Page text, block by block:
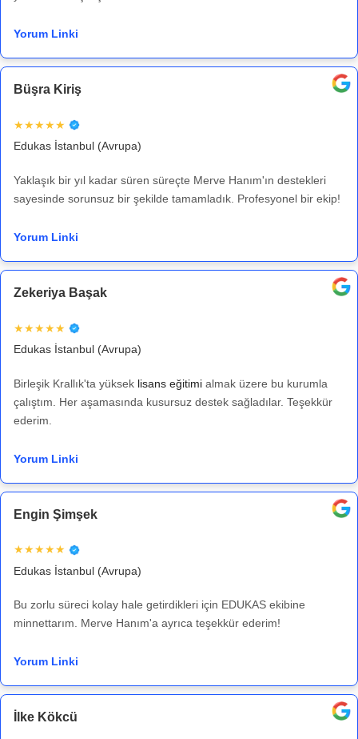
Yorum Linki
Büşra Kiriş
★★★★★
Edukas İstanbul (Avrupa)
Yaklaşık bir yıl kadar süren süreçte Merve Hanım'ın destekleri
sayesinde sorunsuz bir şekilde tamamladık. Profesyonel bir ekip!
Yorum Linki
Zekeriya Başak
★★★★★
Edukas İstanbul (Avrupa)
Birleşik Krallık'ta yüksek lisans eğitimi almak üzere bu kurumla
çalıştım. Her aşamasında kusursuz destek sağladılar. Teşekkür
ederim.
Yorum Linki
Engin Şimşek
★★★★★
Edukas İstanbul (Avrupa)
Bu zorlu süreci kolay hale getirdikleri için EDUKAS ekibine
minnettarım. Merve Hanım'a ayrıca teşekkür ederim!
Yorum Linki
İlke Kökcü